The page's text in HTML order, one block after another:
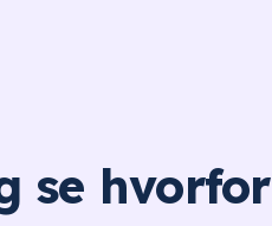
se hvorfor